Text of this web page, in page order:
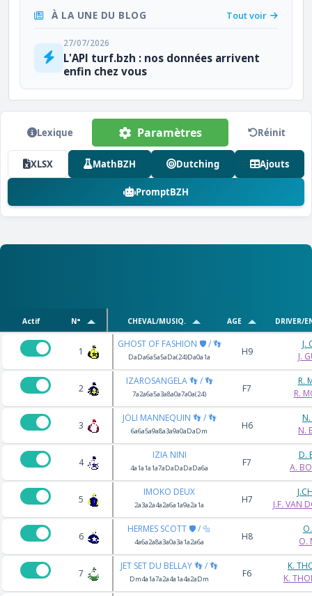
À LA UNE DU BLOG Tout voir
27/07/2026
L'API turf.bzh : nos données arrivent
enfin chez vous
Lexique Paramètres Réinit
XLSX MathBZH Dutching Ajouts
PromptBZH
Actif N° CHEVAL/MUSIQ. AGE DRIVER/
1
GHOST OF FASHION 🛡️ / 👣
DaDa6a5a5aDa(24)Da0a1a H9
J.
J.
2
IZAROSANGELA 👣 / 👣
7a2a6a5a3a8a0a7a0a(24) F7
R.
R.
3
JOLI MANNEQUIN 👣 / 👣
6a6a5a9a8a3a9a0aDaDm H6
N.
N.
4
IZIA NINI
4a1a1a1a7aDaDaDaDa6a F7
D.
A.
5
IMOKO DEUX
2a3a2a4a2a6a1a9a2a1a H7
J.F. VAN
6
HERMES SCOTT 🛡️ / 🔩
4a6a2a8a3a0a3a1a2a6a H8
O.
7
JET SET DU BELLAY 👣 / 👣
Dm4a1a7a2a4a1a4a2aDm F6
K.
K.